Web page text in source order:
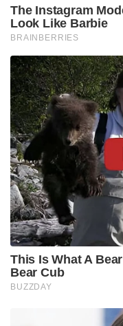
The Instagram
Look Like Barbie
BRAINBERRIES
This Is What A
Bear Cub
BUZZDAY